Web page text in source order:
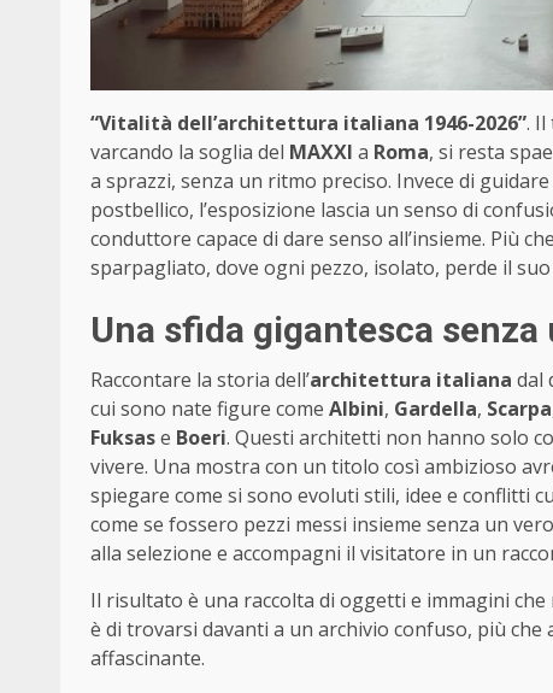
“Vitalità dell’architettura italiana 1946-2026”. Il
varcando la soglia del MAXXI a Roma, si resta
a sprazzi, senza un ritmo preciso. Invece di
postbellico, l’esposizione lascia un senso di
conduttore capace di dare senso all’insieme. Più
sparpagliato, dove ogni pezzo, isolato, perde il
Una sfida gigantesca
Raccontare la storia dell’architettura italiana dal
cui sono nate figure come Albini, Gardella, Scarpa
Fuksase Boeri. Questi architetti non hanno solo
vivere. Una mostra con un titolo così ambizioso
spiegare come si sono evoluti stili, idee e conflitti
come se fossero pezzi messi insieme senza un
alla selezione e accompagni il visitatore in un
Il risultato è una raccolta di oggetti e immagini
è di trovarsi davanti a un archivio confuso, più
affascinante.